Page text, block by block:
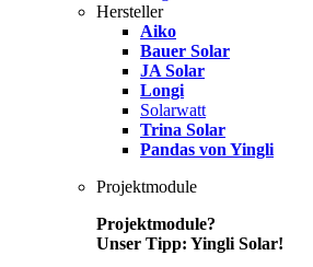
Hersteller
Aiko
Bauer Solar
JA Solar
Longi
Solarwatt
Trina Solar
Pandas von Yingli
Projektmodule
Projektmodule?
Unser Tipp: Yingli Solar!